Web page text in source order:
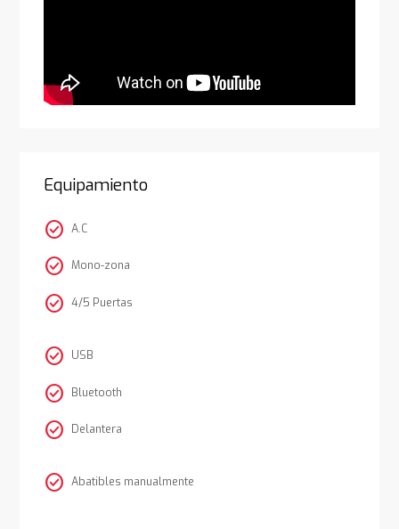
Equipamiento
check_circle A.C
check_circle Mono-zona
check_circle 4/5 Puertas
check_circle USB
check_circle Bluetooth
check_circle Delantera
check_circle Abatibles manualmente